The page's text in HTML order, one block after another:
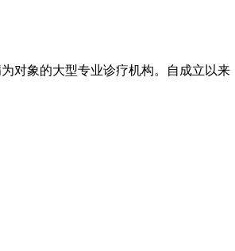
为对象的大型专业诊疗机构。自成立以